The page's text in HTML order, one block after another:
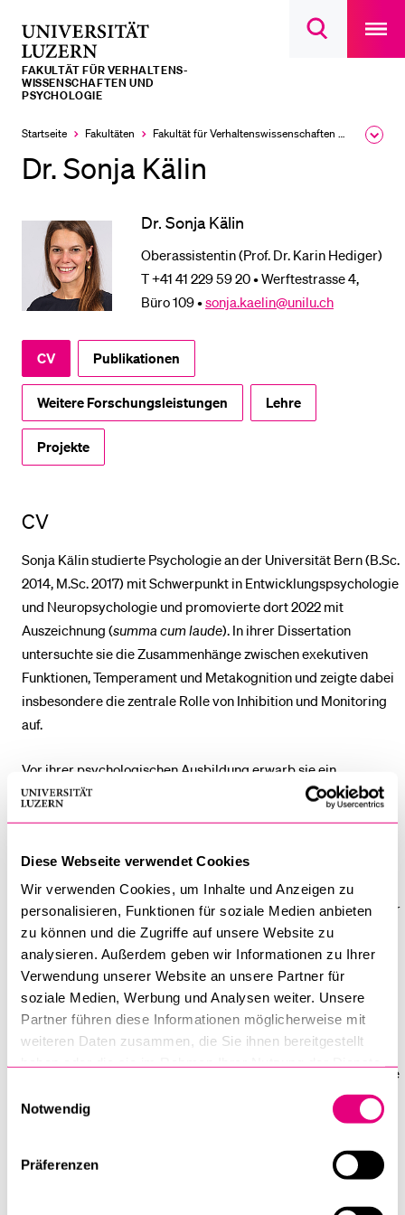
Diese Webseite verwendet Cookies
Wir verwenden Cookies, um Inhalte und Anzeigen zu
personalisieren, Funktionen für soziale Medien anbieten
zu können und die Zugriffe auf unsere Website zu
analysieren. Außerdem geben wir Informationen zu Ihrer
Verwendung unserer Website an unsere Partner für
soziale Medien, Werbung und Analysen weiter. Unsere
Partner führen diese Informationen möglicherweise mit
weiteren Daten zusammen, die Sie ihnen bereitgestellt
Notwendig
Präferenzen
Suchdialog
main
FAKULTÄT FÜR VERHALTENS-
WISSENSCHAFTEN UND
PSYCHOLOGIE
Startseite Fakultäten Fakultät für Verhaltens­wissen­schaften und Psychologie
Dr. Sonja Kälin
Dr. Sonja Kälin
Oberassistentin (Prof. Dr. Karin Hediger)
T +41 41 229 59 20 • Werftestrasse 4,
Büro 109 •sonja.kaelin@unilu.ch
CV Publikationen
Weitere Forschungsleistungen Lehre
Projekte
CV
Sonja Kälin studierte Psychologie an der Universität Bern (B.Sc.
2014, M.Sc. 2017) mit Schwerpunkt in Entwicklungspsychologie
und Neuropsychologie und promovierte dort 2022 mit
Auszeichnung (summa cum laude). In ihrer Dissertation
untersuchte sie die Zusammenhänge zwischen exekutiven
Funktionen, Temperament und Metakognition und zeigte dabei
insbesondere die zentrale Rolle von Inhibition und Monitoring
auf.
Vor ihrer psychologischen Ausbildung erwarb sie ein
Primarlehrdiplom und sammelte umfangreiche praktische
Nach ihrer Promotion war sie in verschiedenen Funktionen in
Forschung und Lehre tätig, unter anderem als Postdoktorandin
an der Fakultät für Gesundheitswissenschaften und Medizin der
Universität Luzern. Dort beschäftigte sie sich mit den
psychologischen und sozioökonomischen Folgen von
Kinderkrebs und vertiefte ihre methodischen Kompetenzen
insbesondere im Bereich qualitativer Forschungsmethoden.
Zudem war sie als Dozentin an der Pädagogischen Hochschule
Luzern tätig, wo sie im Bereich der sozioemotionalen
Entwicklung lehrte, und unterrichtete Entwicklungspsychologie
Verhaltenswissenschaften und Psychologie der Universität
LETZTE SUCHEN
Sie haben noch keine Suche getätigt.
Schulklassen und Lehrpersonen
Studien­interessierte
Studierende
Forschende
Mitarbeitende
Alumni
Stellensuchende
Medien
BELIEBTE INHALTE
Sportangebot
Menuplan Mensa
Anmeldung und Zulassung